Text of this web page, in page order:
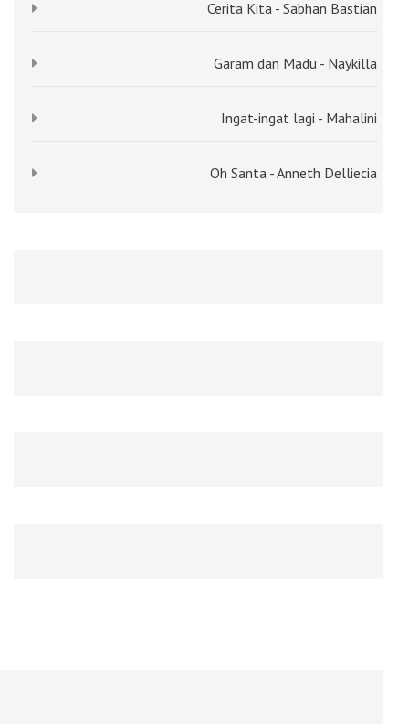
Cerita Kita - Sabhan Bastian
Garam dan Madu - Naykilla
Ingat-ingat lagi - Mahalini
Oh Santa - Anneth Delliecia